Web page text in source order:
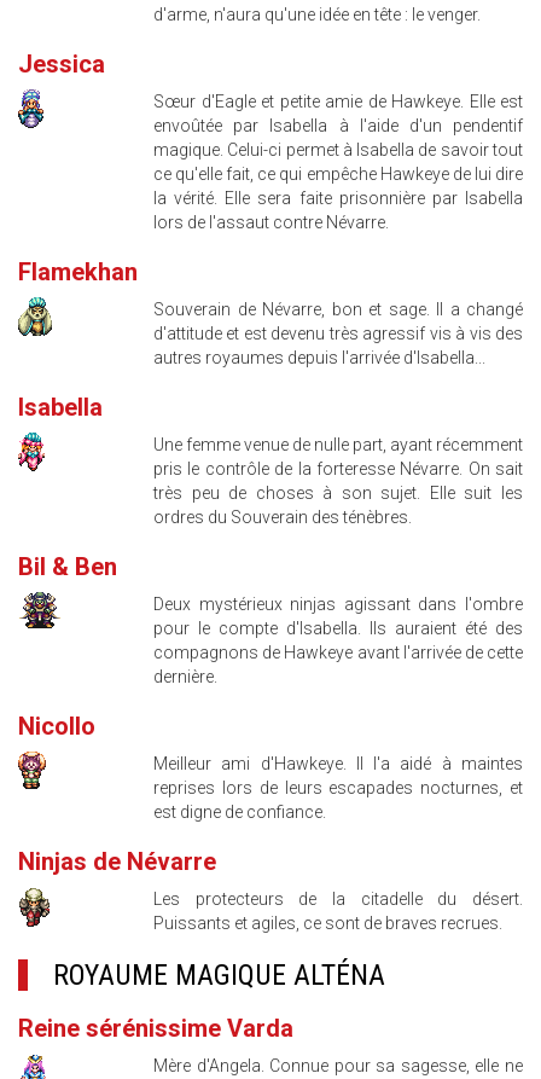
d'arme, n'aura qu'une idée en tête : le venger.
Jessica
Sœur d'Eagle et petite amie de Hawkeye. Elle est
envoûtée par Isabella à l'aide d'un pendentif
magique. Celui-ci permet à Isabella de savoir tout
ce qu'elle fait, ce qui empêche Hawkeye de lui dire
la vérité. Elle sera faite prisonnière par Isabella
lors de l'assaut contre Névarre.
Flamekhan
Souverain de Névarre, bon et sage. Il a changé
d'attitude et est devenu très agressif vis à vis des
autres royaumes depuis l'arrivée d'Isabella...
Isabella
Une femme venue de nulle part, ayant récemment
pris le contrôle de la forteresse Névarre. On sait
très peu de choses à son sujet. Elle suit les
ordres du Souverain des ténèbres.
Bil & Ben
Deux mystérieux ninjas agissant dans l'ombre
pour le compte d'Isabella. Ils auraient été des
compagnons de Hawkeye avant l'arrivée de cette
dernière.
Nicollo
Meilleur ami d'Hawkeye. Il l'a aidé à maintes
reprises lors de leurs escapades nocturnes, et
est digne de confiance.
Ninjas de Névarre
Les protecteurs de la citadelle du désert.
Puissants et agiles, ce sont de braves recrues.
ROYAUME MAGIQUE ALTÉNA
Reine sérénissime Varda
Mère d'Angela. Connue pour sa sagesse, elle ne